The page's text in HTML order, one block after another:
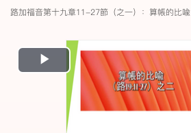
路加福音第十九章11-27節（之一）：算帳的比喩
Play
Video